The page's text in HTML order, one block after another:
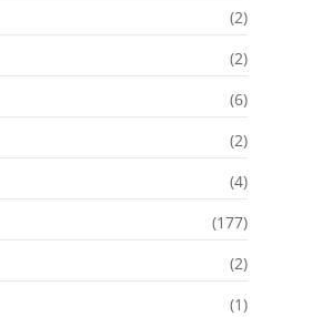
(2)
(2)
(6)
(2)
(4)
(177)
(2)
(1)